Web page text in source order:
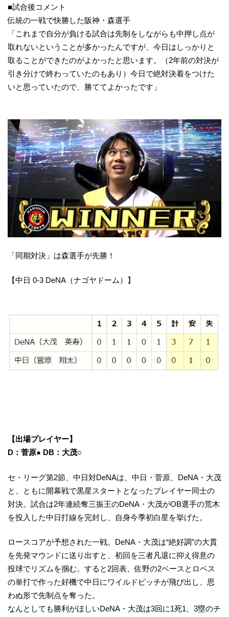
■試合後コメント
伝統の一戦で快勝した阪神・森選手
「これまで自分が負ける試合は先制をしながらも中押し点が
取れないということが多かったんですが、今日はしっかりと
取ることができたのがよかったと思います。（2年前の対決が
引き分けで終わっていたのもあり）今日で絶対決着をつけた
いと思っていたので、勝ててよかったです」
「同期対決」は森選手が先勝！
【中日 0-3 DeNA（ナゴヤドーム）】
【出場プレイヤー】
D：菅原● DB：大茂○
セ・リーグ第2節、中日対DeNAは、中日・菅原、DeNA・大茂
と、ともに開幕戦で黒星スタートとなったプレイヤー同士の
対決。試合は2年連続奪三振王のDeNA・大茂がOB選手の荒木
を投入した中日打線を完封し、自身今季初白星を挙げた。
ロースコアが予想された一戦。DeNA・大茂は“絶好調”の大貫
を先発マウンドに送り出すと、初回を三者凡退に抑え得意の
投球でリズムを掴む。すると2回表、佐野の2ベースとロペス
の単打で作った好機で中日にワイルドピッチが飛び出し、思
わぬ形で先制点を奪った。
なんとしても勝利がほしいDeNA・大茂は3回に1死1、3塁のチ